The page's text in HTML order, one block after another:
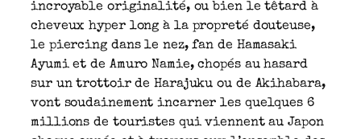
incroyable originalité, ou bien le têtard à
cheveux hyper long à la propreté douteuse,
le piercing dans le nez, fan de Hamasaki
Ayumi et de Amuro Namie, chopés au hasard
sur un trottoir de Harajuku ou de Akihabara,
vont soudainement incarner les quelques 6
millions de touristes qui viennent au Japon